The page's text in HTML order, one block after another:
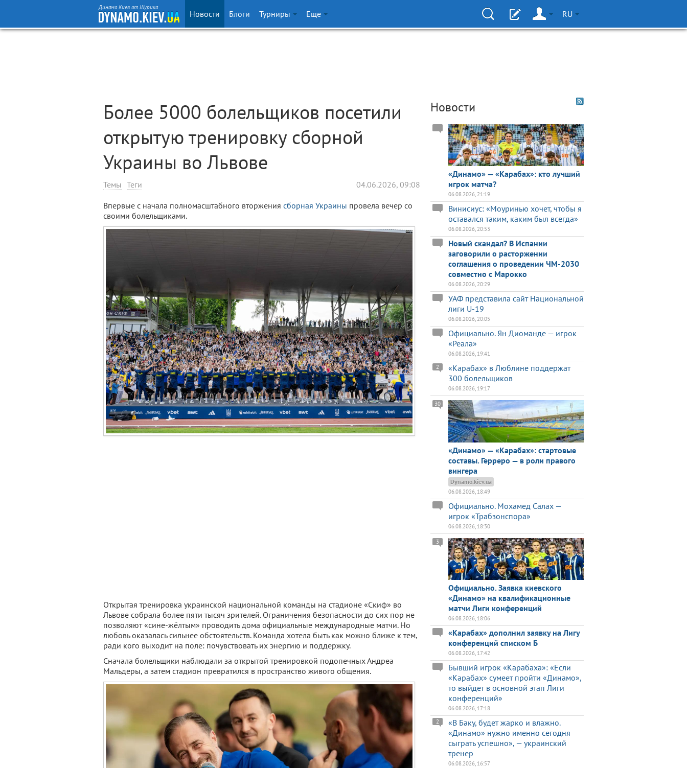
Динамо Киев от Шурика
Новости Блоги Турниры Еще RU
Более 5000 болельщиков посетили
открытую тренировку сборной
Украины во Львове
Темы Теги 04.06.2026, 09:08
Впервые с начала полномасштабного вторжения сборная Украины провела вечер со
своими болельщиками.
Открытая тренировка украинской национальной команды на стадионе «Скиф» во
Львове собрала более пяти тысяч зрителей. Ограничения безопасности до сих пор не
позволяют «сине-жёлтым» проводить дома официальные международные матчи. Но
любовь оказалась сильнее обстоятельств. Команда хотела быть как можно ближе к тем,
ради кого выходит на поле: почувствовать их энергию и поддержку.
Сначала болельщики наблюдали за открытой тренировкой подопечных Андреа
Мальдеры, а затем стадион превратился в пространство живого общения.
Новости
«Динамо» — «Карабах»: кто лучший
игрок матча?
06.08.2026, 21:19
Винисиус: «Моуринью хочет, чтобы я
оставался таким, каким был всегда»
06.08.2026, 20:53
Новый скандал? В Испании
заговорили о расторжении
соглашения о проведении ЧМ-2030
совместно с Марокко
06.08.2026, 20:29
УАФ представила сайт Национальной
лиги U-19
06.08.2026, 20:05
Официально. Ян Диоманде — игрок
«Реала»
06.08.2026, 19:41
«Карабах» в Люблине поддержат
300 болельщиков
2
06.08.2026, 19:17
«Динамо» — «Карабах»: стартовые
составы. Герреро — в роли правого
вингера
30
Dynamo.kiev.ua
06.08.2026, 18:49
Официально. Мохамед Салах —
игрок «Трабзонспора»
06.08.2026, 18:30
Официально. Заявка киевского
«Динамо» на квалификационные
матчи Лиги конференций
3
06.08.2026, 18:06
«Карабах» дополнил заявку на Лигу
конференций списком Б
06.08.2026, 17:42
Бывший игрок «Карабаха»: «Если
«Карабах» сумеет пройти «Динамо»,
то выйдет в основной этап Лиги
конференций»
06.08.2026, 17:18
«В Баку, будет жарко и влажно.
«Динамо» нужно именно сегодня
сыграть успешно», — украинский
тренер
2
06.08.2026, 16:57